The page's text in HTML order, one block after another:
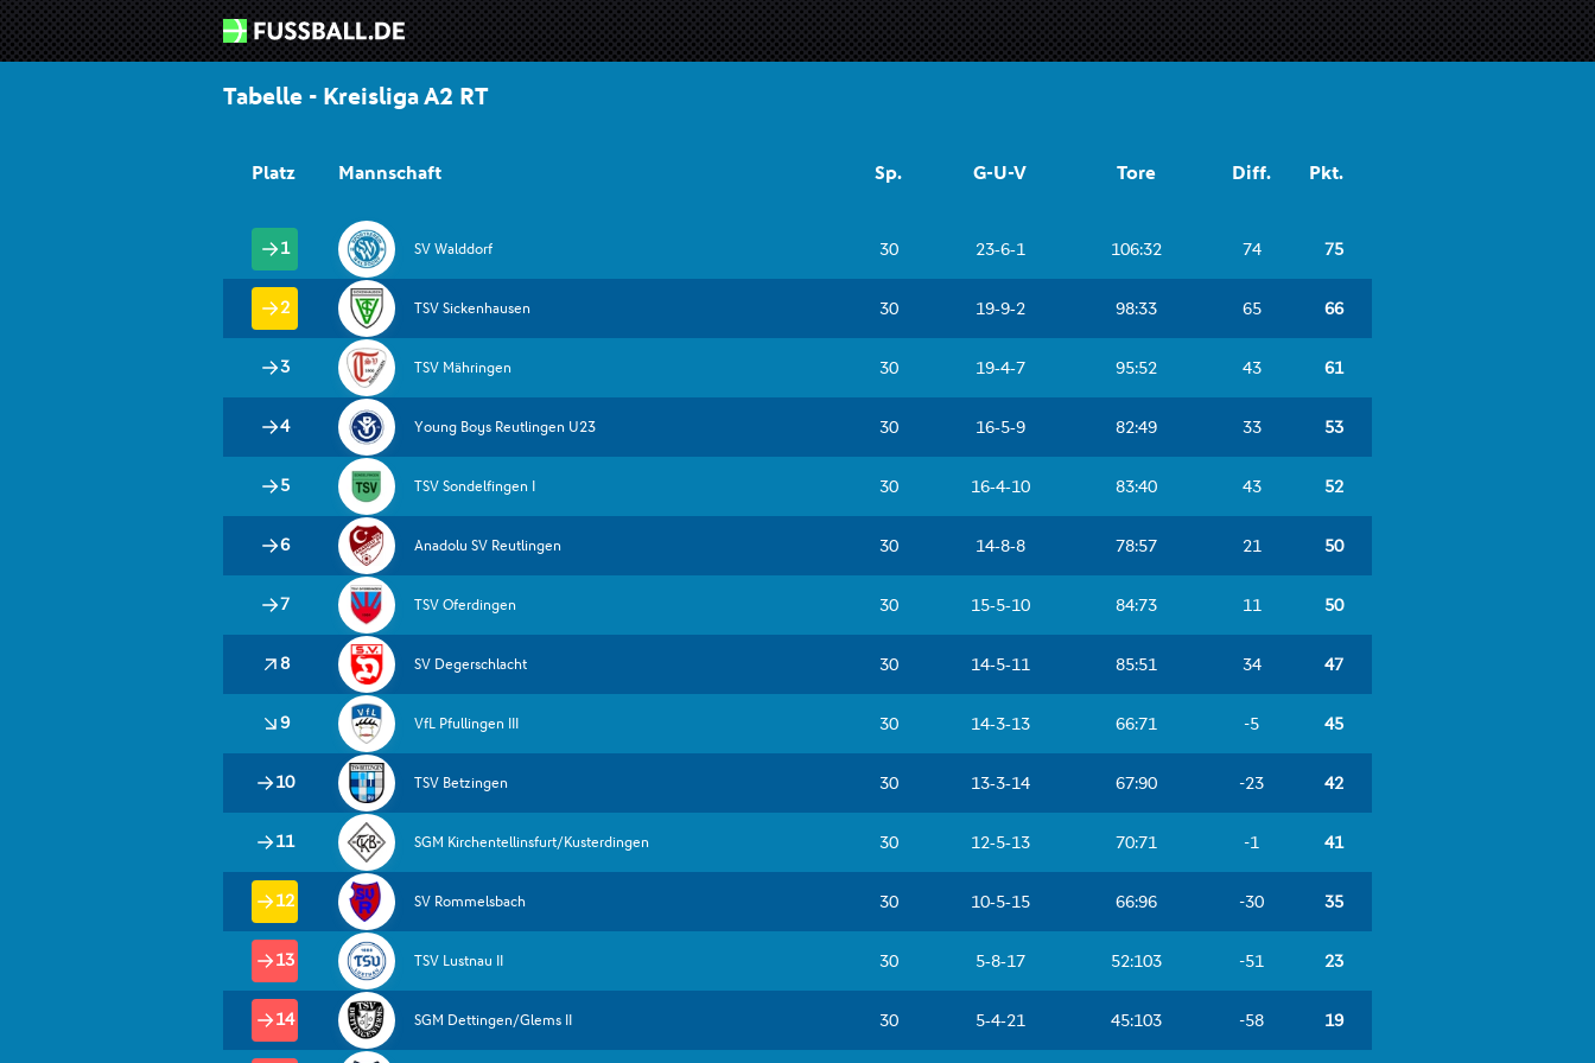
Tabelle - Kreisliga A2 RT
Platz Mannschaft Sp. G-U-V Tore Diff. Pkt.
    --   
    --   
    --   
      --   
     --   
     --   
    --   
    --   
     --  ​ 
    --  ​ 
  ​  --  ​ 
    --  ​ 
     --  ​ 
  ​   --  ​ 